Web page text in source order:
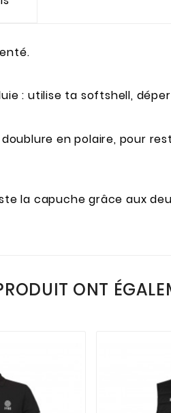
: utilise ta softshell,
en polaire, pour
la capuche grâce aux
ONT